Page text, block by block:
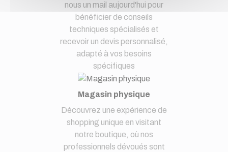
nous un mail aujourd'hui pour
bénéficier de conseils
techniques spécialisés et
recevoir un devis personnalisé,
adapté à vos besoins
spécifiques
Magasin physique
Découvrez une expérience de
shopping unique en visitant
notre boutique, où nos
professionnels dévoués sont